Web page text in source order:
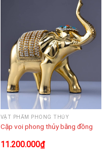
VẬT PHẨM PHONG THỦY
Cặp voi phong thủy bằng đồng
11.200.000₫